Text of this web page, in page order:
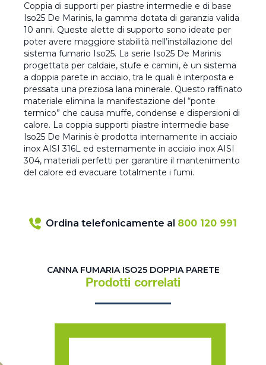
Coppia di supporti per piastre intermedie e di base
Iso25 De Marinis, la gamma dotata di garanzia valida
10 anni. Queste alette di supporto sono ideate per
poter avere maggiore stabilità nell’installazione del
sistema fumario Iso25. La serie Iso25 De Marinis
progettata per caldaie, stufe e camini, è un sistema
a doppia parete in acciaio, tra le quali è interposta e
pressata una preziosa lana minerale. Questo raffinato
materiale elimina la manifestazione del “ponte
termico” che causa muffe, condense e dispersioni di
calore. La coppia supporti piastre intermedie base
Iso25 De Marinis è prodotta internamente in acciaio
inox AISI 316L ed esternamente in acciaio inox AISI
304, materiali perfetti per garantire il mantenimento
del calore ed evacuare totalmente i fumi.
Ordina telefonicamente al 800 120 991
CANNA FUMARIA ISO25 DOPPIA PARETE
Prodotti correlati